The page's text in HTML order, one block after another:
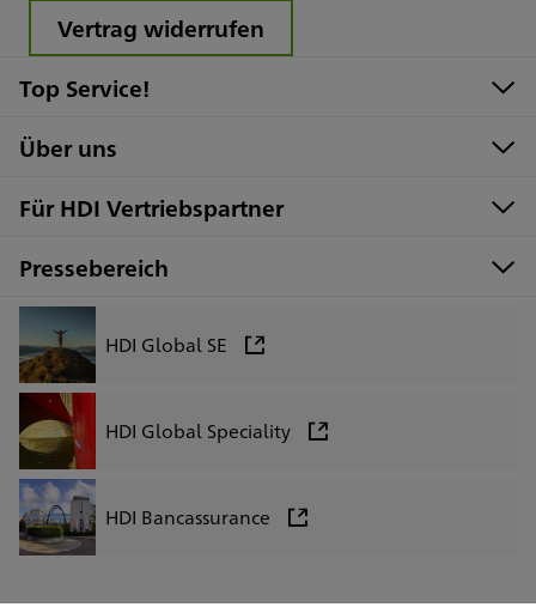
Vertrag widerrufen
Top Service!
Über uns
Für HDI Vertriebspartner
Pressebereich
HDI Global SE
HDI Global Speciality
HDI Bancassurance